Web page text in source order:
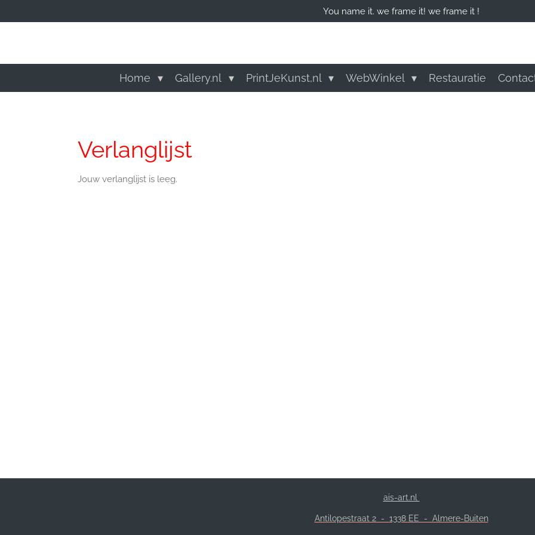
direct
hoofdinhoud
You name it. we frame it! we frame it !
Home Gallery.nl PrintJeKunst,nl WebWinkel Restauratie
Verlanglijst
Jouw verlanglijst is leeg.
ais-art.nl
Antilopestraat 2 - 1338 EE - Almere-Buiten